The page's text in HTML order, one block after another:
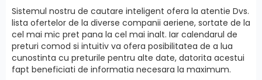
Sistemul nostru de cautare inteligent ofera la atentie Dvs.
lista ofertelor de la diverse companii aeriene, sortate de la
cel mai mic pret pana la cel mai inalt. Iar calendarul de
preturi comod si intuitiv va ofera posibilitatea de a lua
cunostinta cu preturile pentru alte date, datorita acestui
fapt beneficiati de informatia necesara la maximum.